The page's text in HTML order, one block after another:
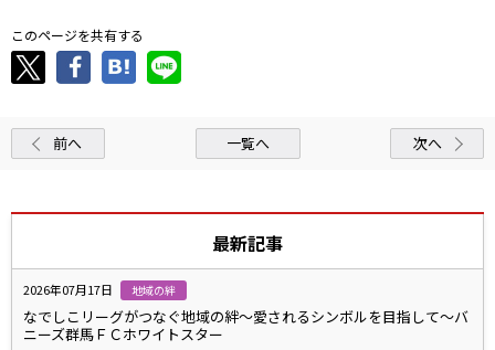
このページを共有する
前へ 一覧へ 次へ
最新記事
2026年07月17日 地域の絆
なでしこリーグがつなぐ地域の絆～愛されるシンボルを目指して～バ
ニーズ群馬ＦＣホワイトスター